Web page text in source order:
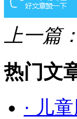
上一篇：
热门文
· 儿